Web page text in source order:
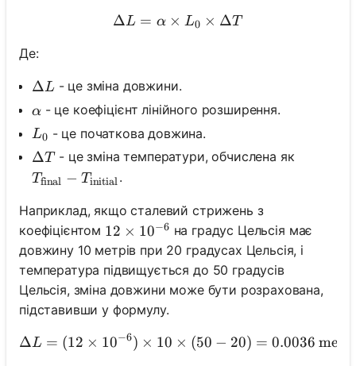
\Delta L = \alpha \times
ΔL = α × L0 × ΔT
Де:
\Delta L
ΔL- це зміна довжини.
\alpha
α- це коефіцієнт лінійного розширення.
L_0
L0 - це початкова довжина.
\Delta T
ΔT - це зміна температури, обчислена як
T_{\text{final}} - T_{\text{initial}}
Tfinal − Tinitial .
Наприклад, якщо сталевий стрижень з
коефіцієнтом 12 \times 10^{-6}
12 × 10−6 на градус Цельсія має
довжину 10 метрів при 20 градусах Цельсія, і
температура підвищується до 50 градусів
Цельсія, зміна довжини може бути розрахована,
підставивши у формулу.
\Delta L = (12 \times
ΔL = (12 × 10−6) × 10 × (50 − 20) = 0.0036